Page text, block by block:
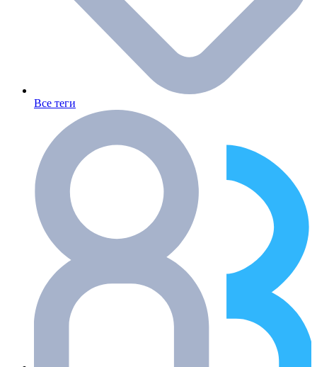
Все теги